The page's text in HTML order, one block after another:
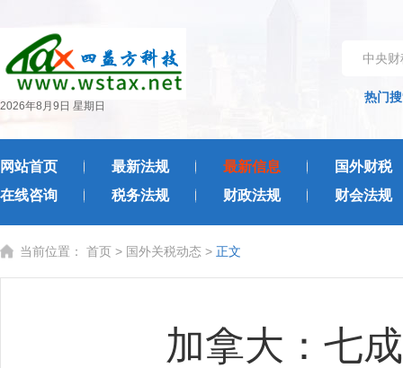
2026年8月9日 星期日
中央
热门
网站首页 最新法规 最新信息
国外财税
在线咨询
税务法规 财政法规 财会法规
当前位置： 首页 > 国外关税动态 > 正文
加拿大：七